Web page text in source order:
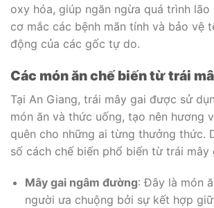
oxy hóa, giúp ngăn ngừa quá trình lão
cơ mắc các bệnh mãn tính và bảo vệ
động của các gốc tự do.
Các món ăn chế biến từ trái
Tại An Giang, trái mây gai được sử
món ăn và thức uống, tạo nên hương
quên cho những ai từng thưởng thức.
số cách chế biến phổ biến từ trái mây
Mây gai ngâm đường: Đây là món
người ưa chuộng bởi sự kết hợp